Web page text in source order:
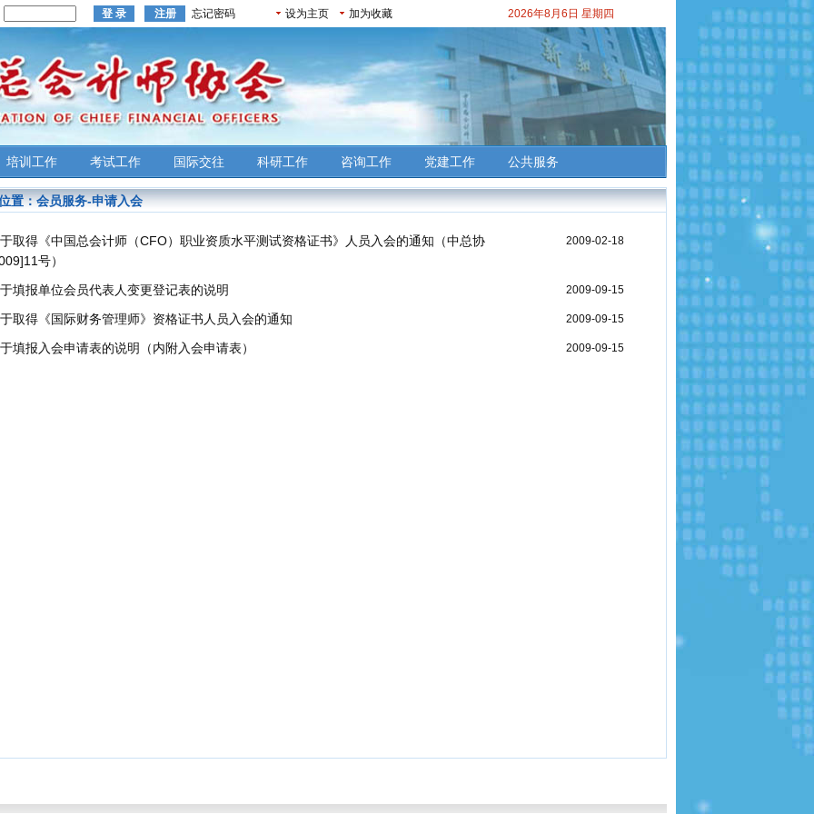
忘记密码 设为主页 加为收藏 2026年8月6日 星期四
培训工作 考试工作 国际交往 科研工作 咨询工作 党建工作 公共服务
置：会员服务-申请入会
取得《中国总会计师（CFO）职业资质水平测试资格证书》人员入会的通知（中总协
号）
2009-02-18
填报单位会员代表人变更登记表的说明 2009-09-15
取得《国际财务管理师》资格证书人员入会的通知 2009-09-15
填报入会申请表的说明（内附入会申请表） 2009-09-15